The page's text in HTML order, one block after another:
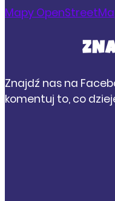
Mapy
Znajdź nas na
komentuj to, co